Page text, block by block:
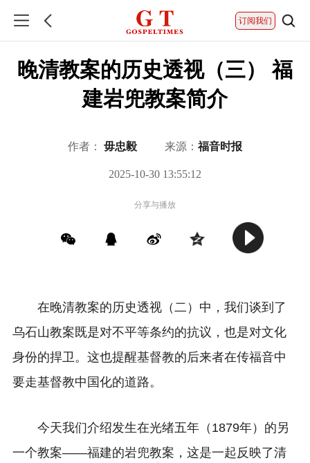
订阅我们
晚清教案的历史透视（三） 福
建岩兜教案简介
作者： 毋忠毅 来源： 福音时报
2025-10-30 13:55:12
分享与播放
在晚清教案的历史透视（二） 中，我们谈到了
乌石山教案既是对不平等条约的抗议，也是对文化
身份的捍卫。这也提醒基督教的后来者在传福音中
要走基督教中国化的道路。
今天我们介绍发生在光绪五年（1879年）的另
一个教案——福建的岩兜教案，这是一起反映了清